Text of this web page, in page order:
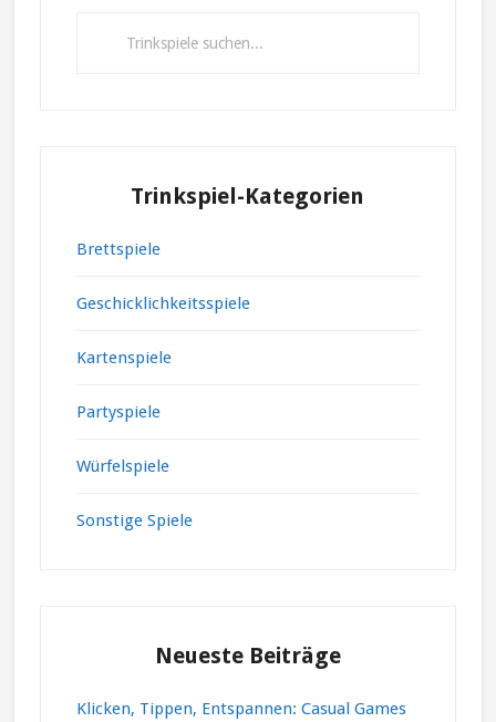
suchen...
Trinkspiel-Kategorien
Brettspiele
Geschicklichkeitsspiele
Kartenspiele
Partyspiele
Würfelspiele
Sonstige Spiele
Neueste Beiträge
Klicken, Tippen, Entspannen: Casual Games